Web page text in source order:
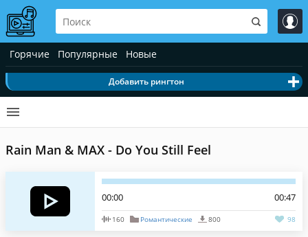
Горячие Популярные Новые
Добавить рингтон
Rain Man & MAX - Do You Still Feel
00:00 00:47
160 Романтические 800 98